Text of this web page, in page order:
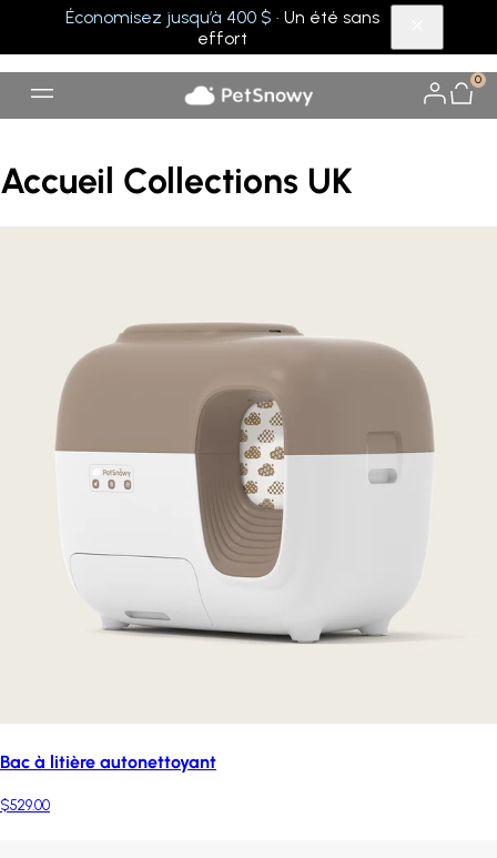
Économisez jusqu’à 400 $ · Un été sans
effort
0
Accueil Collections UK
Bac à litière autonettoyant
$529.00